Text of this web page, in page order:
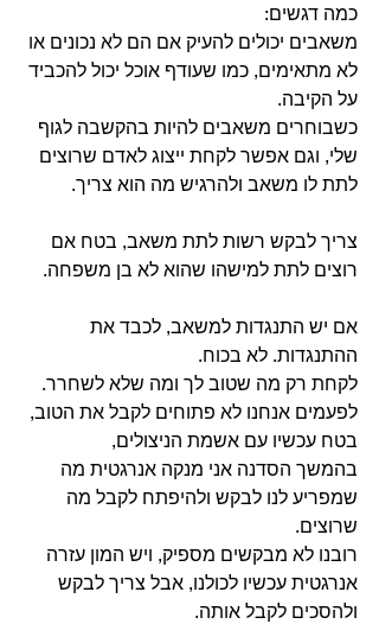
כמה דגשים:
משאבים יכולים להעיק אם הם לא נכונים או
לא מתאימים, כמו שעודף אוכל יכול להכביד
על הקיבה.
כשבוחרים משאבים להיות בהקשבה לגוף
שלי, וגם אפשר לקחת ייצוג לאדם שרוצים
לתת לו משאב ולהרגיש מה הוא צריך.
צריך לבקש רשות לתת משאב, בטח אם
רוצים לתת למישהו שהוא לא בן משפחה.
אם יש התנגדות למשאב, לכבד את
ההתנגדות. לא בכוח.
לקחת רק מה שטוב לך ומה שלא לשחרר.
לפעמים אנחנו לא פתוחים לקבל את הטוב,
בטח עכשיו עם אשמת הניצולים,
בהמשך הסדנה אני מנקה אנרגטית מה
שמפריע לנו לבקש ולהיפתח לקבל מה
שרוצים.
רובנו לא מבקשים מספיק, ויש המון עזרה
אנרגטית עכשיו לכולנו, אבל צריך לבקש
ולהסכים לקבל אותה.